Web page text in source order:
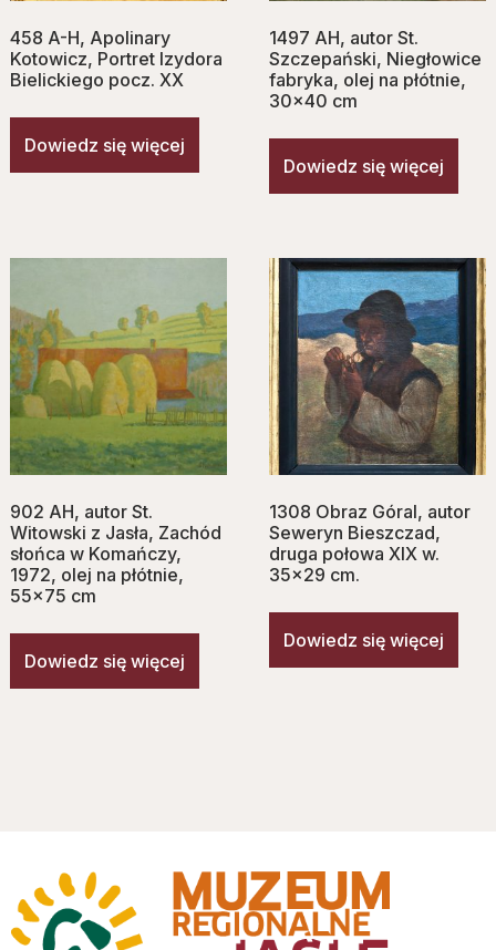
458 A-H, Apolinary
Kotowicz, Portret Izydora
Bielickiego pocz. XX
Dowiedz się więcej
1497 AH, autor St.
Szczepański, Niegłowice
fabryka, olej na płótnie,
30×40 cm
Dowiedz się więcej
902 AH, autor St.
Witowski z Jasła, Zachód
słońca w Komańczy,
1972, olej na płótnie,
55×75 cm
Dowiedz się więcej
1308 Obraz Góral, autor
Seweryn Bieszczad,
druga połowa XIX w.
35×29 cm.
Dowiedz się więcej